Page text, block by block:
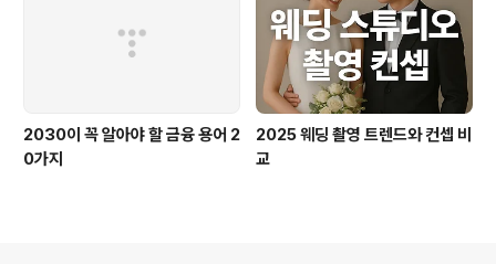
2030이 꼭 알아야 할 금융 용어 2
0가지
2025 웨딩 촬영 트렌드와 컨셉 비
교